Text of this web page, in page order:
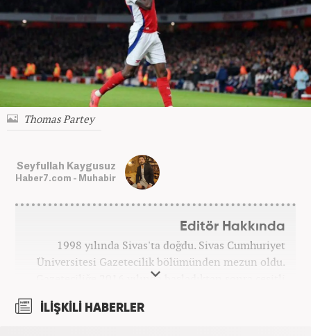
Thomas Partey
Seyfullah Kaygusuz
Haber7.com - Muhabir
Editör Hakkında
1998 yılında Sivas'ta doğdu. Sivas Cumhuriyet
Üniversitesi Gazetecilik bölümünden mezun oldu.
Gazeteciliğe 2016 yılında başladıktan sonra çeşitli
yılında Haber7.com ailesine dahil oldu. Osmanlıca
İLİŞKİLİ HABERLER